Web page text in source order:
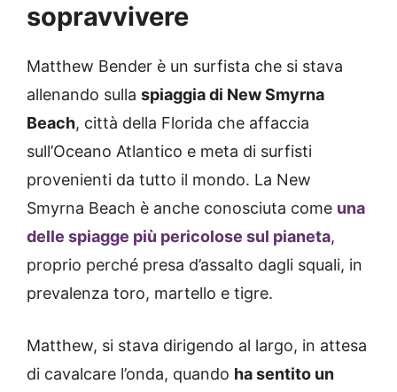
sopravvivere
Matthew Bender è un surfista che si stava
allenando sulla spiaggia di New Smyrna
Beach, città della Florida che affaccia
sull’Oceano Atlantico e meta di surfisti
provenienti da tutto il mondo. La New
Smyrna Beach è anche conosciuta come una
delle spiagge più pericolose sul pianeta,
proprio perché presa d’assalto dagli squali, in
prevalenza toro, martello e tigre.
Matthew, si stava dirigendo al largo, in attesa
di cavalcare l’onda, quando ha sentito un